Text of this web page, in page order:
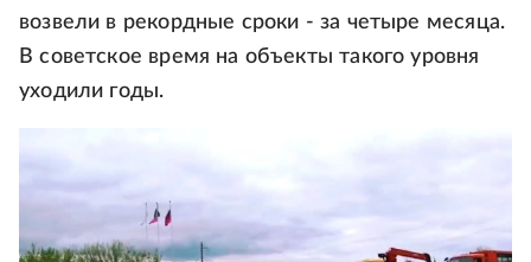
возвели в рекордные сроки - за четыре месяца.
В советское время на объекты такого уровня
уходили годы.